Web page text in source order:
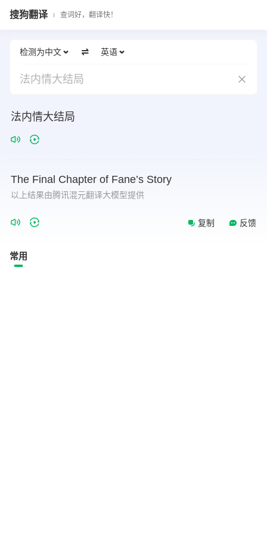
搜狗翻译 查词好，翻译快！
检测为中文 英语
法内情大结局
法内情大结局
The Final Chapter of Fane’s Story
以上结果由腾讯混元翻译大模型提供
复制 反馈
常用